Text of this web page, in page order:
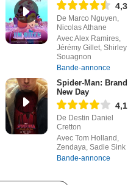
4,3
De Marco Nguyen,
Nicolas Athane
Avec Alex Ramires,
Jérémy Gillet, Shirley
Souagnon
Bande-annonce
Spider-Man: Brand
New Day
4,1
De Destin Daniel
Cretton
Avec Tom Holland,
Zendaya, Sadie Sink
Bande-annonce